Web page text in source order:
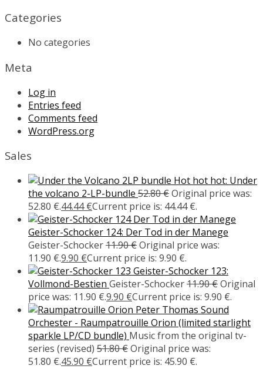
Categories
No categories
Meta
Log in
Entries feed
Comments feed
WordPress.org
Sales
Hot hot hot: Under
the volcano 2-LP-bundle 52.80€Original price was:
52.80 €.44.44€Current price is: 44.44 €.
Geister-Schocker 124: Der Tod in der Manege
Geister-Schocker11.90€Original price was:
11.90 €.9.90 €Current price is: 9.90 €.
Geister-Schocker 123:
Vollmond-Bestien Geister-Schocker11.90€Original
price was: 11.90 €.9.90 €Current price is: 9.90 €.
Peter Thomas Sound
Orchester - Raumpatrouille Orion (limited starlight
sparkle LP/CD bundle) Music from the original tv-
series (revised) 51.80€Original price was:
51.80 €.45.90 €Current price is: 45.90 €.